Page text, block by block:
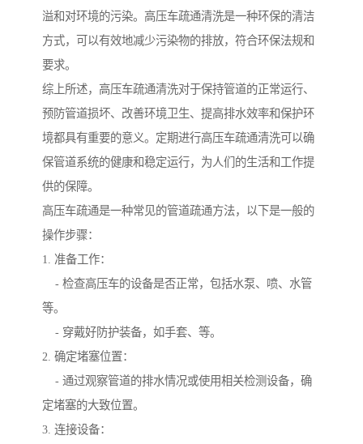
溢和对环境的污染。高压车疏通清洗是一种环保的清洁
方式，可以有效地减少污染物的排放，符合环保法规和
要求。
综上所述，高压车疏通清洗对于保持管道的正常运行、
预防管道损坏、改善环境卫生、提高排水效率和保护环
境都具有重要的意义。定期进行高压车疏通清洗可以确
保管道系统的健康和稳定运行，为人们的生活和工作提
供的保障。
高压车疏通是一种常见的管道疏通方法，以下是一般的
操作步骤：
1. 准备工作：
- 检查高压车的设备是否正常，包括水泵、喷、水管
等。
- 穿戴好防护装备，如手套、等。
2. 确定堵塞位置：
- 通过观察管道的排水情况或使用相关检测设备，确
定堵塞的大致位置。
3. 连接设备：